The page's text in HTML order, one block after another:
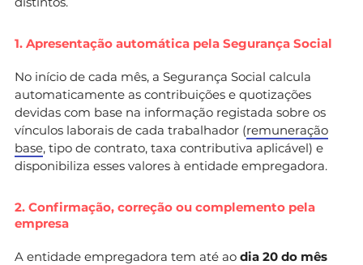
1. Apresentação automática pela Segurança Social
No início de cada mês, a Segurança Social calcula
automaticamente as contribuições e quotizações
devidas com base na informação registada sobre os
vínculos laborais de cada trabalhador (remuneração
base, tipo de contrato, taxa contributiva aplicável) e
disponibiliza esses valores à entidade empregadora.
2. Confirmação, correção ou complemento pela
empresa
A entidade empregadora tem até ao dia 20 do mês